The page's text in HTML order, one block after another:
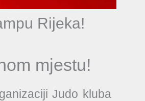
Rijeka!
mjestu!
Judo kluba